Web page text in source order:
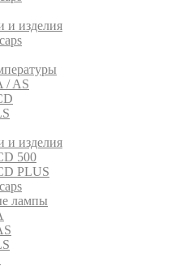
изделия
/ AS
изделия
500
PLUS
лампы